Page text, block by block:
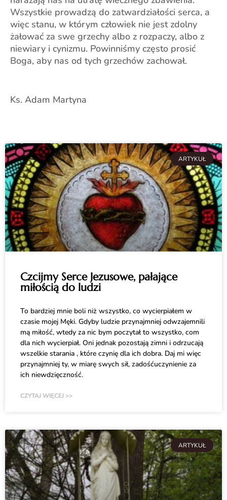
Wszystkie prowadzą do zatwardziałości serca, a
więc stanu, w którym człowiek nie jest zdolny
żałować za swe grzechy albo z rozpaczy, albo z
niewiary i cynizmu. Powinniśmy często prosić
Boga, aby nas od tych grzechów zachował.
Ks. Adam Martyna
ARTYKUŁ
Czcijmy Serce Jezusowe, pałające
miłością do ludzi
To bardziej mnie boli niż wszystko, co wycierpiałem w
czasie mojej Męki. Gdyby ludzie przynajmniej odwzajemnili
mą miłość, wtedy za nic bym poczytał to wszystko, com
dla nich wycierpiał. Oni jednak pozostają zimni i odrzucają
wszelkie starania , które czynię dla ich dobra. Daj mi więc
przynajmniej ty, w miarę swych sił, zadośćuczynienie za
ich niewdzięczność.
CZYTAJ WIĘCEJ >>
ARTYKUŁ